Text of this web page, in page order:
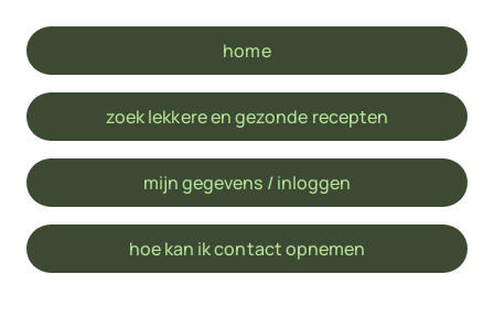
home
zoek lekkere en gezonde recepten
mijn gegevens / inloggen
hoe kan ik contact opnemen